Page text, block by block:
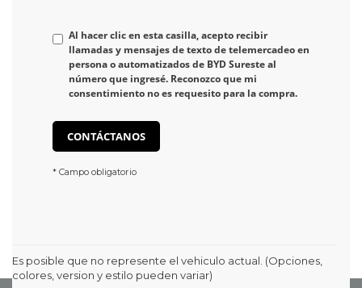
acepto
el
href='/privacy.aspx'
target='_blank'>Aviso
Al hacer clic en esta casilla, acepto recibir
llamadas y mensajes de texto de telemercadeo en
persona o automatizados de BYD Sureste al
número que ingresé. Reconozco que mi
consentimiento no es requesito para la compra.
CONTÁCTANOS
* Campo obligatorio
Es posible que no represente el vehiculo actual. (Opciones,
colores, version y estilo pueden variar)